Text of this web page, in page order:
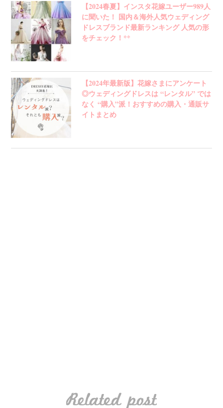
【2024春夏】インスタ花嫁ユーザー989人
に聞いた！ 国内＆海外人気ウェディング
ドレスブランド最新ランキング 人気の形
をチェック！**
【2024年最新版】花嫁さまにアンケート
◎ウェディングドレスは “レンタル” では
なく “購入”派！おすすめの購入・通販サ
イトまとめ